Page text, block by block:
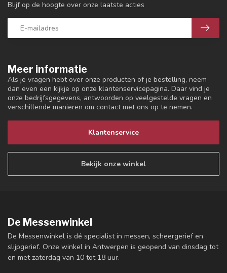
Meer informatie
Als je vragen hebt over onze producten of je bestelling, neem
dan even een kijkje op onze klantenservicepagina. Daar vind je
onze bedrijfsgegevens, antwoorden op veelgestelde vragen en
verschillende manieren om contact met ons op te nemen.
Klantenservice
Bekijk onze winkel
Blijf op de hoogte over onze laatste acties
De Messenwinkel
De Messenwinkel is dé specialist in messen, scheergerief en
slijpgerief. Onze winkel in Antwerpen is geopend van dinsdag tot
en met zaterdag van 10 tot 18 uur.